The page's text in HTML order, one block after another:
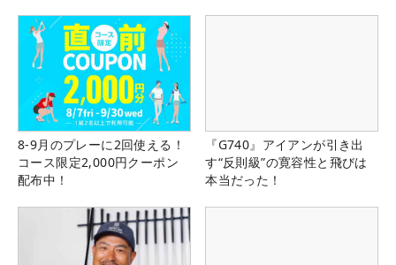
8-9月のプレーに2回使える！
コース限定2,000円クーポン
配布中！
『G740』アイアンが引き出
す“反則級”の寛容性と飛びは
本当だった！